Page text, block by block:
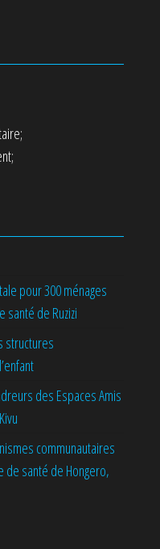
pour 300 ménages
santé de Ruzizi
structures
des Espaces Amis
communautaires
de santé de Hongero,